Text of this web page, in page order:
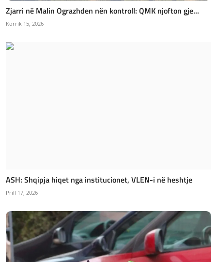
Zjarri në Malin Ograzhden nën kontroll: QMK njofton gje...
Korrik 15, 2026
ASH: Shqipja hiqet nga institucionet, VLEN-i në heshtje
Prill 17, 2026